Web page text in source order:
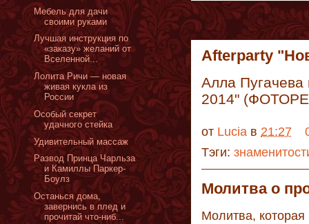
Afterparty
Алла
2014"
от Lucia в 21:27
Тэги:
Молитва о
Молитва,
Мебель для дачи
своими руками
Лучшая инструкция по
«заказу» желаний от
Вселенной...
Лолита Ричи — новая
живая кукла из
России
Особый секрет
удачного стейка
Удивительный массаж
Развод Принца Чарльза
и Камиллы Паркер-
Боулз
Останься дома,
завернись в плед и
прочитай что-ниб...